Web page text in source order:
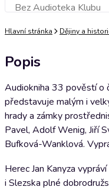
Bez Audioteka Klubu
Hlavní stránka Dějiny a
Popis
Audiokniha 33 pověstí o
představuje malým i
hrady a zámky
Pavel, Adolf Wenig, Jiří
Bufková-Wanklová.
Herec Jan Kanyza
i Slezska plné